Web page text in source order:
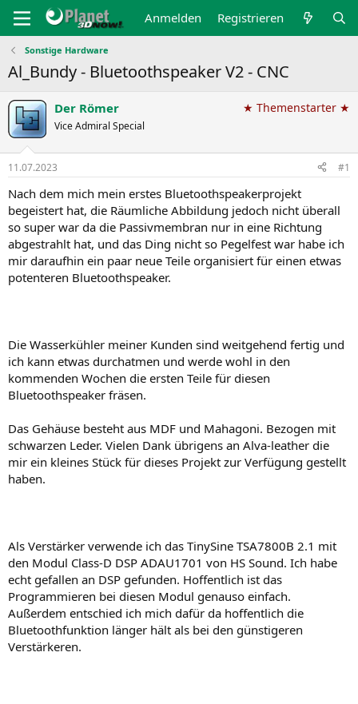
Anmelden Registrieren
Sonstige Hardware
Al_Bundy - Bluetoothspeaker V2 - CNC
Der Römer
Vice Admiral Special
★ Themenstarter ★
11.07.2023 #1
Nach dem mich mein erstes Bluetoothspeakerprojekt
begeistert hat, die Räumliche Abbildung jedoch nicht überall
so super war da die Passivmembran nur in eine Richtung
abgestrahlt hat, und das Ding nicht so Pegelfest war habe ich
mir daraufhin ein paar neue Teile organisiert für einen etwas
potenteren Bluetoothspeaker.
Die Wasserkühler meiner Kunden sind weitgehend fertig und
ich kann etwas durchatmen und werde wohl in den
kommenden Wochen die ersten Teile für diesen
Bluetoothspeaker fräsen.
Das Gehäuse besteht aus MDF und Mahagoni. Bezogen mit
schwarzen Leder. Vielen Dank übrigens an Alva-leather die
mir ein kleines Stück für dieses Projekt zur Verfügung gestellt
haben.
Als Verstärker verwende ich das TinySine TSA7800B 2.1 mit
den Modul Class-D DSP ADAU1701 von HS Sound. Ich habe
echt gefallen an DSP gefunden. Hoffentlich ist das
Programmieren bei diesen Modul genauso einfach.
Außerdem entschied ich mich dafür da hoffentlich die
Bluetoothfunktion länger hält als bei den günstigeren
Verstärkeren.